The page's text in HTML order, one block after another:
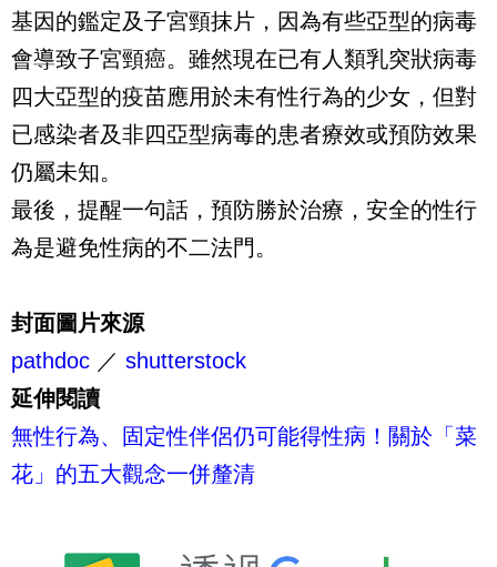
基因的鑑定及子宮頸抹片，因為有些亞型的病毒
會導致子宮頸癌。雖然現在已有人類乳突狀病毒
四大亞型的疫苗應用於未有性行為的少女，但對
已感染者及非四亞型病毒的患者療效或預防效果
仍屬未知。
最後，提醒一句話，預防勝於治療，安全的性行
為是避免性病的不二法門。
封面圖片來源
pathdoc ／ shutterstock
延伸閱讀
無性行為、固定性伴侶仍可能得性病！關於「菜
花」的五大觀念一併釐清